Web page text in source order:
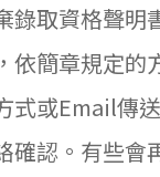
錄取資格聲明
依簡章規定的
式或Email傳
確認。有些會